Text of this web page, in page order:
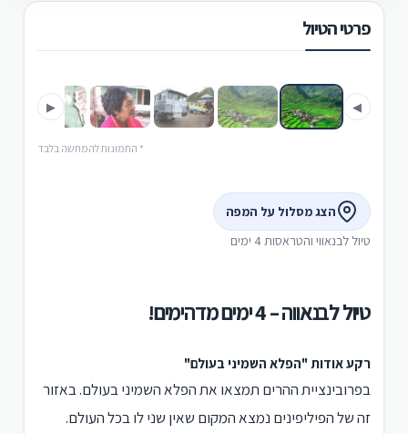
פרטי הטיול
◀
▶
* התמונות להמחשה בלבד
הצג מסלול על המפה
טיול לבנאווי והטראסות 4 ימים
טיול לבנאווה – 4 ימים מדהימים!
רקע אודות "הפלא השמיני בעולם"
בפרובינציית ההרים תמצאו את הפלא השמיני בעולם. באזור
זה של הפיליפינים נמצא המקום שאין שני לו בכל העולם.